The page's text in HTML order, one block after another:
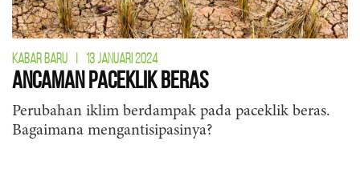
KABAR BARU | 13 JANUARI 2024
Ancaman Paceklik Beras
Perubahan iklim berdampak pada paceklik beras.
Bagaimana mengantisipasinya?